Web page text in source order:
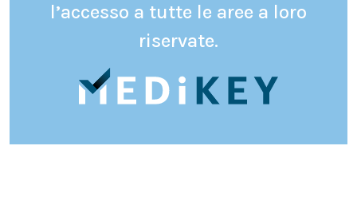
l’accesso a tutte le aree a loro
riservate.